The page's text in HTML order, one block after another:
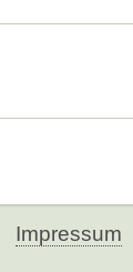
Impressum